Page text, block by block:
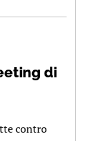
di
contro